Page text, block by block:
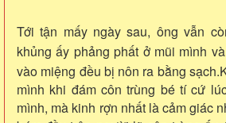
Tới tận mấy ngày sau, ông vẫn
khủng ấy phảng phất ở mũi mình
vào miệng đều bị nôn ra bằng sạch.
mình khi đám côn trùng bé tí cứ
mình, mà kinh rợn nhất là cảm giác